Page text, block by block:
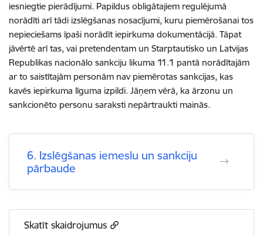
iesniegtie pierādījumi. Papildus obligātajiem regulējumā
norādīti arī tādi izslēgšanas nosacījumi, kuru piemērošanai tos
nepieciešams īpaši norādīt iepirkuma dokumentācijā. Tāpat
jāvērtē arī tas, vai pretendentam un Starptautisko un Latvijas
Republikas nacionālo sankciju likuma 11.1 pantā norādītajām
ar to saistītajām personām nav piemērotas sankcijas, kas
kavēs iepirkuma līguma izpildi. Jāņem vērā, ka ārzonu un
sankcionēto personu saraksti nepārtraukti mainās.
6. Izslēgšanas iemeslu un sankciju
pārbaude
Skatīt skaidrojumus